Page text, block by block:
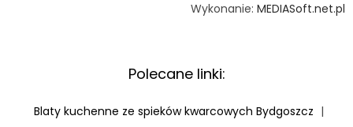
Wykonanie: MEDIASoft.net.pl
Polecane linki:
Blaty kuchenne ze spieków kwarcowych Bydgoszcz |